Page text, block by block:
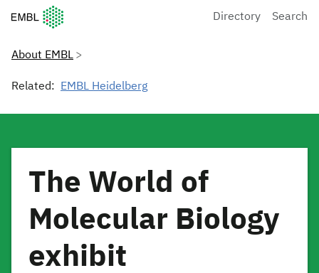
European Molecular Biology Laboratory Home
Directory Search
About EMBL
Related: EMBL Heidelberg
The World of
Molecular Biology
exhibit